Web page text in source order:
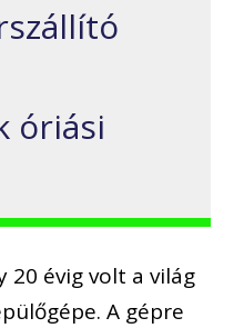
óriási
20 évig volt a világ
A gépre